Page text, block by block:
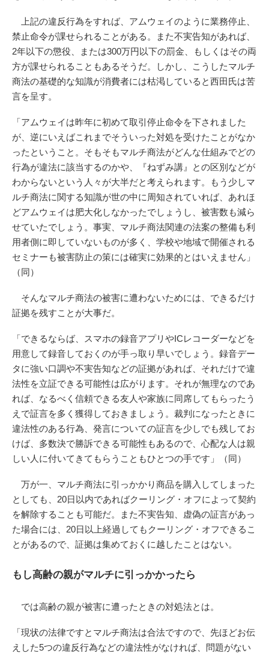
上記の違反行為をすれば、アムウェイのように業務停止、
禁止命令が課せられることがある。また不実告知があれば、
2年以下の懲役、または300万円以下の罰金、もしくはその両
方が課せられることもあるそうだ。しかし、こうしたマルチ
商法の基礎的な知識が消費者には枯渇していると西田氏は苦
言を呈す。
「アムウェイは昨年に初めて取引停止命令を下されました
が、逆にいえばこれまでそういった対処を受けたことがなか
ったということ。そもそもマルチ商法がどんな仕組みでどの
行為が違法に該当するのかや、『ねずみ講』との区別などが
わからないという人々が大半だと考えられます。もう少しマ
ルチ商法に関する知識が世の中に周知されていれば、あれほ
どアムウェイは肥大化しなかったでしょうし、被害数も減ら
せていたでしょう。事実、マルチ商法関連の法案の整備も利
用者側に即していないものが多く、学校や地域で開催される
セミナーも被害防止の策には確実に効果的とはいえません」
（同）
そんなマルチ商法の被害に遭わないためには、できるだけ
証拠を残すことが大事だ。
「できるならば、スマホの録音アプリやICレコーダーなどを
用意して録音しておくのが手っ取り早いでしょう。録音デー
タに強い口調や不実告知などの証拠があれば、それだけで違
法性を立証できる可能性は広がります。それが無理なのであ
れば、なるべく信頼できる友人や家族に同席してもらったう
えで証言を多く獲得しておきましょう。裁判になったときに
違法性のある行為、発言についての証言を少しでも残してお
けば、多数決で勝訴できる可能性もあるので、心配な人は親
しい人に付いてきてもらうこともひとつの手です」（同）
万が一、マルチ商法に引っかかり商品を購入してしまった
としても、20日以内であればクーリング・オフによって契約
を解除することも可能だ。また不実告知、虚偽の証言があっ
た場合には、20日以上経過してもクーリング・オフできるこ
とがあるので、証拠は集めておくに越したことはない。
もし高齢の親がマルチに引っかかったら
では高齢の親が被害に遭ったときの対処法とは。
「現状の法律ですとマルチ商法は合法ですので、先ほどお伝
えした5つの違反行為などの違法性がなければ、問題がない